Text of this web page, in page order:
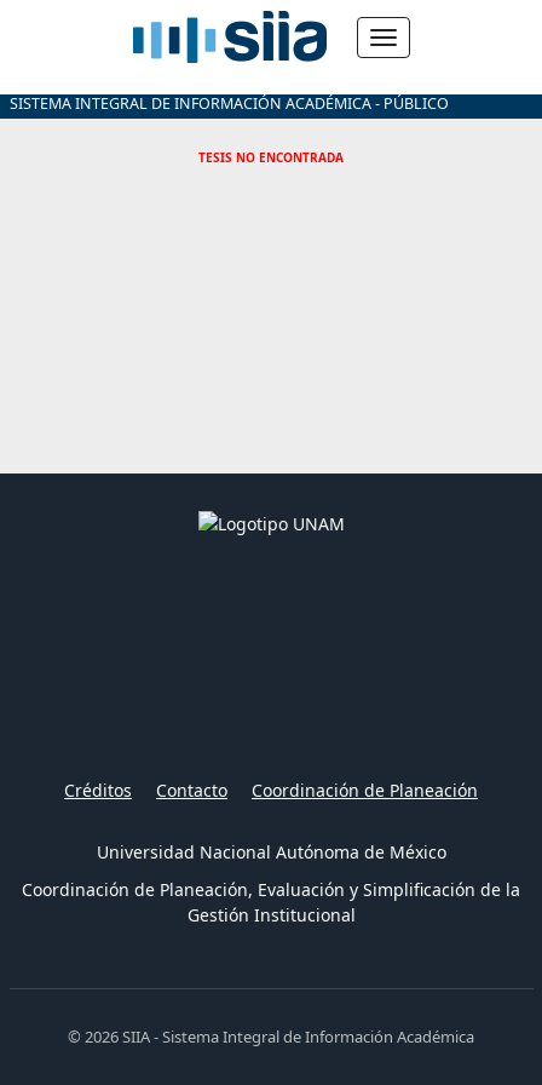
SISTEMA INTEGRAL DE INFORMACIÓN ACADÉMICA - PÚBLICO
TESIS NO ENCONTRADA
Créditos Contacto Coordinación de Planeación
Universidad Nacional Autónoma de México
Coordinación de Planeación, Evaluación y Simplificación de la
Gestión Institucional
© 2026 SIIA - Sistema Integral de Información Académica